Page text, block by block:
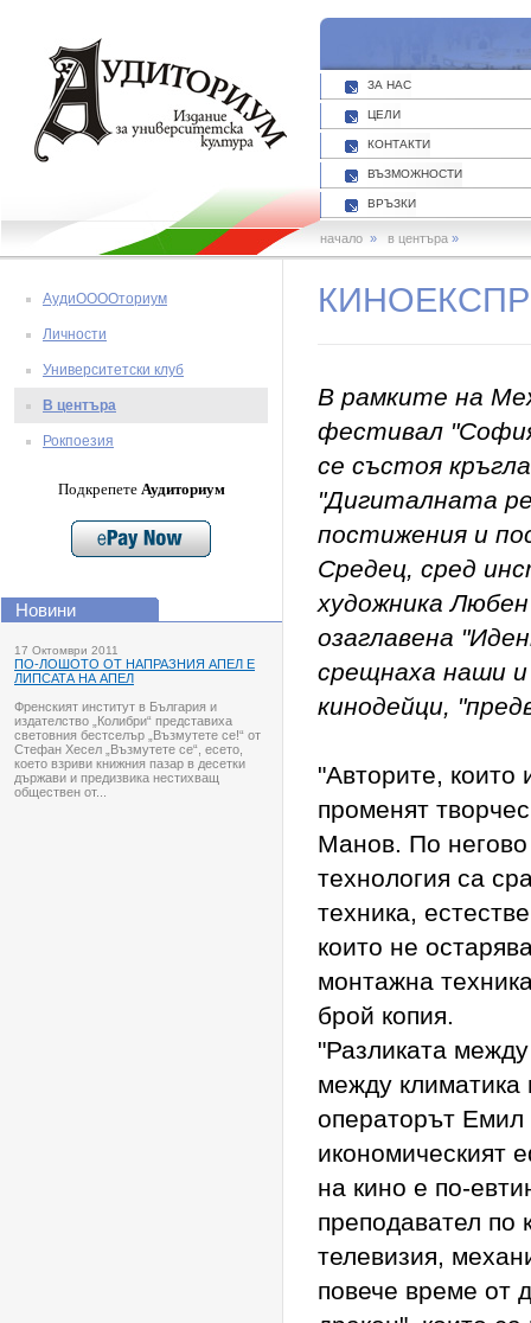
ЗА НАС
ЦЕЛИ
КОНТАКТИ
ВЪЗМОЖНОСТИ
ВРЪЗКИ
начало » в центъра »
АудиООООториум
Личности
Университетски клуб
В центъра
Рокпоезия
Подкрепете Аудиториум
Новини
17 Октомври 2011
ПО-ЛОШОТО ОТ НАПРАЗНИЯ АПЕЛ Е
ЛИПСАТА НА АПЕЛ
Френският институт в България и
издателство „Колибри“ представиха
световния бестселър „Възмутете се!“ от
Стефан Хесел „Възмутете се“, есето,
което взриви книжния пазар в десетки
държави и предизвика нестихващ
обществен от...
В рамките на
фестивал
се състоя
"Дигиталната
постижения и
Средец, сред
художника
озаглавена
срещнаха наши
кинодейци,
"Авторите, които
променят
Манов. По
технология са
техника,
които не
монтажна
брой копия.
"Разликата
между климатика
операторът
икономическият
на кино е по-
преподавател по
телевизия,
повече време от